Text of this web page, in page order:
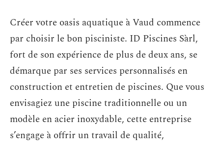
Créer votre oasis aquatique à Vaud commence
par choisir le bon pisciniste. ID Piscines Sàrl,
fort de son expérience de plus de deux ans, se
démarque par ses services personnalisés en
construction et entretien de piscines. Que vous
envisagiez une piscine traditionnelle ou un
modèle en acier inoxydable, cette entreprise
s’engage à offrir un travail de qualité,